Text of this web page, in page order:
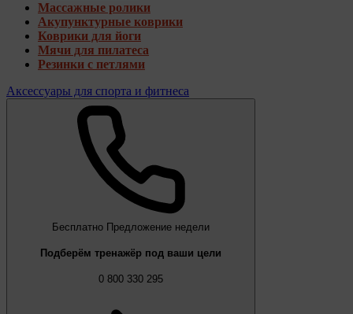
Массажные ролики
Акупунктурные коврики
Коврики для йоги
Мячи для пилатеса
Резинки с петлями
Аксессуары для спорта и фитнеса
Бесплатно Предложение недели
Подберём тренажёр под ваши цели
0 800 330 295